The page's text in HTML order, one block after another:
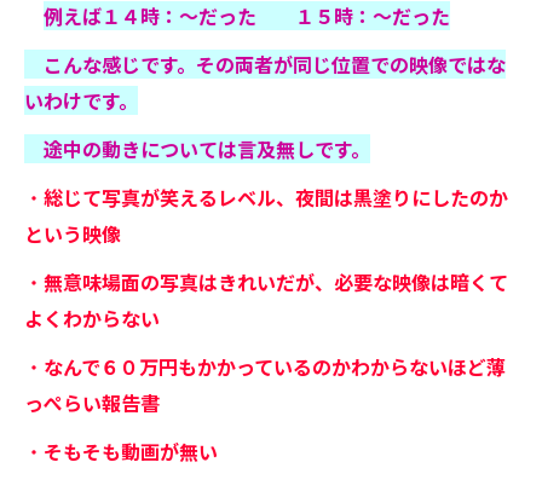
例えば１４時：～だった １５時：～だった
こんな感じです。その両者が同じ位置での映像ではな
いわけです。
途中の動きについては言及無しです。
・ 総じて写真が笑えるレベル、夜間は黒塗りにしたのか
という映像
・ 無意味場面の写真はきれいだが、必要な映像は暗くて
よくわからない
・ なんで６０万円もかかっているのかわからないほど薄
っぺらい報告書
・ そもそも動画が無い